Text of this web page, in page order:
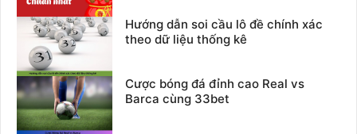
Hướng dẫn soi cầu lô đề chính xác
theo dữ liệu thống kê
Cược bóng đá đỉnh cao Real vs
Barca cùng 33bet